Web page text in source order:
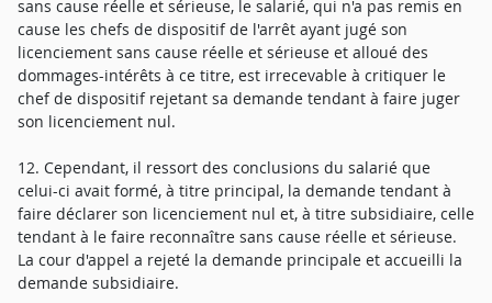
sans cause réelle et sérieuse, le salarié, qui n'a pas remis en
cause les chefs de dispositif de l'arrêt ayant jugé son
licenciement sans cause réelle et sérieuse et alloué des
dommages-intérêts à ce titre, est irrecevable à critiquer le
chef de dispositif rejetant sa demande tendant à faire juger
son licenciement nul.
12. Cependant, il ressort des conclusions du salarié que
celui-ci avait formé, à titre principal, la demande tendant à
faire déclarer son licenciement nul et, à titre subsidiaire, celle
tendant à le faire reconnaître sans cause réelle et sérieuse.
La cour d'appel a rejeté la demande principale et accueilli la
demande subsidiaire.